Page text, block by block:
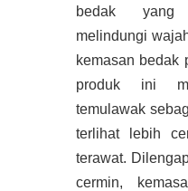
bedak yang
melindungi
kemasan bedak
produk ini
temulawak
terlihat lebih
terawat.
cermin,